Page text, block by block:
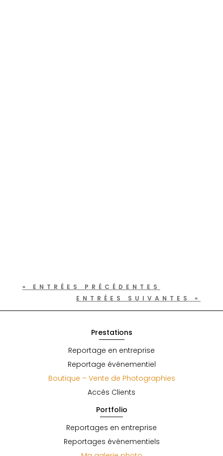
« ENTRÉES PRÉCÉDENTES
ENTRÉES SUIVANTES »
Prestations
Reportage en entreprise
Reportage événementiel
Boutique – Vente de Photographies
Accès Clients
Portfolio
Reportages en entreprise
Reportages événementiels